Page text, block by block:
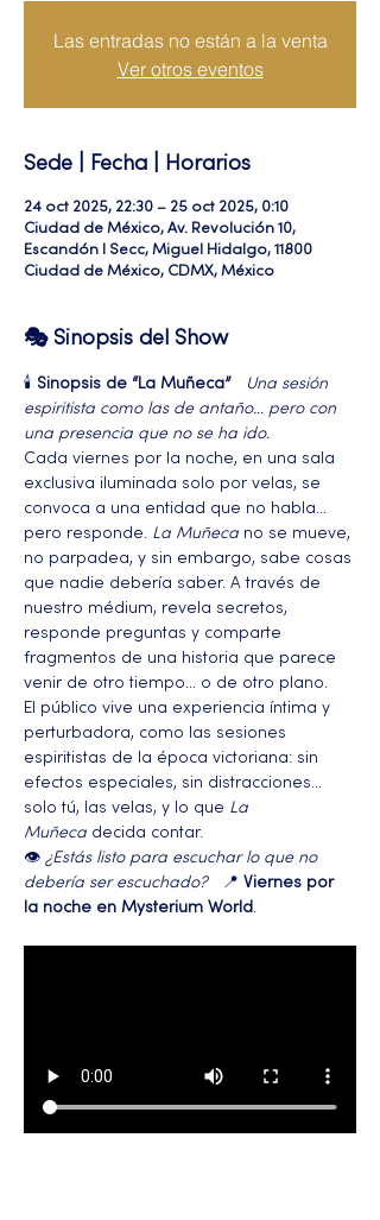
Las entradas no están a la venta
Ver otros eventos
Sede | Fecha | Horarios
24 oct 2025, 22:30 – 25 oct 2025, 0:10
Ciudad de México, Av. Revolución 10,
Escandón I Secc, Miguel Hidalgo, 11800
Ciudad de México, CDMX, México
🎭 Sinopsis del Show
🕯️ Sinopsis de “La Muñeca”
Una sesión
espiritista como las de antaño… pero con
una presencia que no se ha ido.
Cada viernes por la noche, en una sala
exclusiva iluminada solo por velas, se
convoca a una entidad que no habla…
pero responde. La Muñeca no se mueve,
no parpadea, y sin embargo, sabe cosas
que nadie debería saber. A través de
nuestro médium, revela secretos,
responde preguntas y comparte
fragmentos de una historia que parece
venir de otro tiempo… o de otro plano.
El público vive una experiencia íntima y
perturbadora, como las sesiones
espiritistas de la época victoriana: sin
efectos especiales, sin distracciones…
solo tú, las velas, y lo que La
Muñeca decida contar.
👁️ ¿Estás listo para escuchar lo que no
debería ser escuchado? 📍 Viernes por
la noche en Mysterium World.